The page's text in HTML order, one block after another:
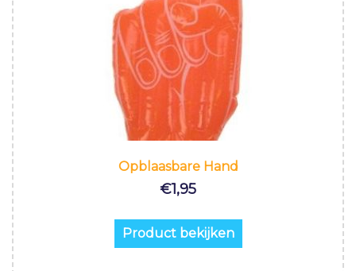
Opblaasbare Hand
€1,95
Product bekijken